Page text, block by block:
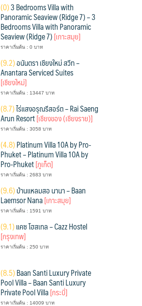
(0)3 Bedrooms Villa with
Panoramic Seaview (Ridge 7) – 3
Bedrooms Villa with Panoramic
Seaview (Ridge 7)[เกาะสมุย]
ราคาเริ่มต้น : 0 บาท
(9.2)อนันตรา เชียงใหม่ สวีท –
Anantara Serviced Suites
[เชียงใหม่]
ราคาเริ่มต้น : 13447 บาท
(8.7)ไร่แสงอรุณรีสอร์ต – Rai Saeng
Arun Resort[เชียงของ (เชียงราย)]
ราคาเริ่มต้น : 3058 บาท
(4.8)Platinum Villa 10A by Pro-
Phuket – Platinum Villa 10A by
Pro-Phuket[ภูเก็ต]
ราคาเริ่มต้น : 2683 บาท
(9.6)บ้านแหลมสอ นานา – Baan
Laemsor Nana[เกาะสมุย]
ราคาเริ่มต้น : 1591 บาท
(9.1)แคซ โฮสเทล – Cazz Hostel
[กรุงเทพ]
ราคาเริ่มต้น : 250 บาท
(8.5)Baan Santi Luxury Private
Pool Villa – Baan Santi Luxury
Private Pool Villa[กระบี่]
ราคาเริ่มต้น : 14009 บาท